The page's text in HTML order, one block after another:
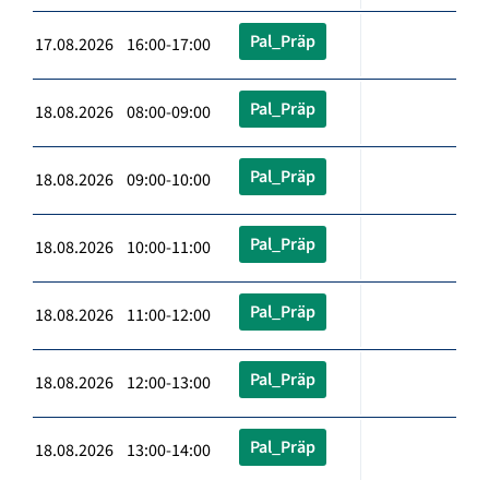
17.08.2026 16:00-17:00 Pal_Präp
18.08.2026 08:00-09:00 Pal_Präp
18.08.2026 09:00-10:00 Pal_Präp
18.08.2026 10:00-11:00 Pal_Präp
18.08.2026 11:00-12:00 Pal_Präp
18.08.2026 12:00-13:00 Pal_Präp
18.08.2026 13:00-14:00 Pal_Präp